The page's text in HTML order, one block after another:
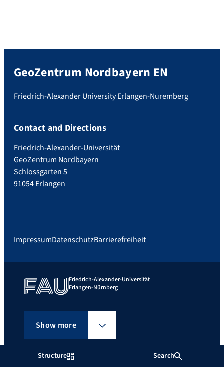
Structure Search
GeoZentrum Nordbayern EN
Friedrich-Alexander University Erlangen-Nuremberg
Contact and Directions
Friedrich-Alexander-Universität
GeoZentrum Nordbayern
Schlossgarten 5
91054 Erlangen
ImpressumDatenschutzBarrierefreiheit
Friedrich-Alexander-Universität
Erlangen-Nürnberg
Show more